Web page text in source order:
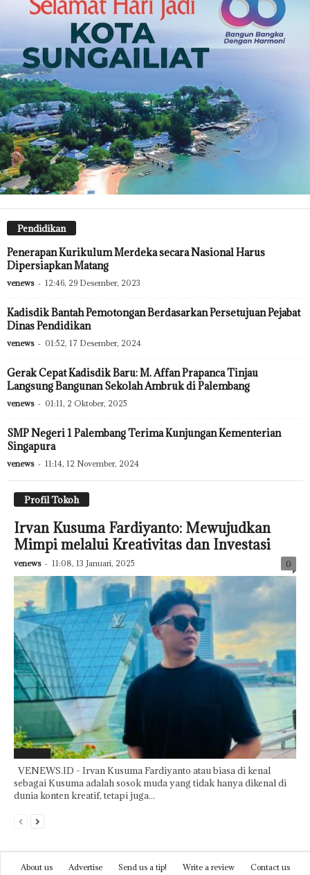
Pendidikan
Penerapan Kurikulum Merdeka secara Nasional Harus
Dipersiapkan Matang
venews - 12:46, 29 Desember, 2023
Kadisdik Bantah Pemotongan Berdasarkan Persetujuan Pejabat
Dinas Pendidikan
venews - 01:52, 17 Desember, 2024
Gerak Cepat Kadisdik Baru: M. Affan Prapanca Tinjau
Langsung Bangunan Sekolah Ambruk di Palembang
venews - 01:11, 2 Oktober, 2025
SMP Negeri 1 Palembang Terima Kunjungan Kementerian
Singapura
venews - 11:14, 12 November, 2024
Profil Tokoh
Irvan Kusuma Fardiyanto: Mewujudkan
Mimpi melalui Kreativitas dan Investasi
venews - 11:08, 13 Januari, 2025 0
VENEWS.ID - Irvan Kusuma Fardiyanto atau biasa di kenal
sebagai Kusuma adalah sosok muda yang tidak hanya dikenal di
dunia konten kreatif, tetapi juga...
About us Advertise Send us a tip! Write a review Contact us